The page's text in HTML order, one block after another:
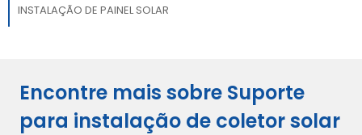
INSTALAÇÃO DE PAINEL SOLAR
Encontre mais sobre Suporte
para instalação de coletor solar